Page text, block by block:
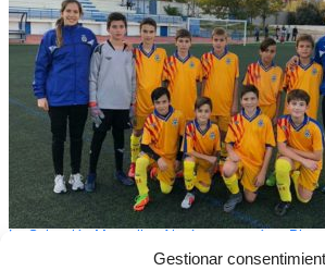
Gestionar
La Selección Masculina Alevín entrenará en